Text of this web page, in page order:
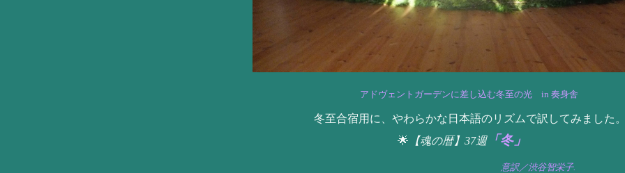
アドヴェントガーデンに差し込む冬至の光 in 奏身舎
冬至合宿用に、やわらかな日本語のリズムで訳してみました
🌟 【魂の暦】37週「冬」
意訳／渋谷智栄子.